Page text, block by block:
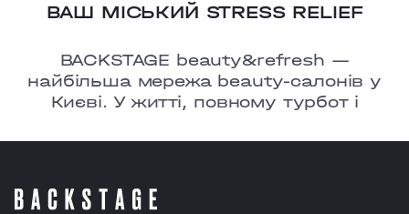
ВАШ МІСЬКИЙ STRESS RELIEF
BACKSTAGE beauty&refresh —
найбільша мережа beauty-салонів у
Києві. У житті, повному турбот і
де є можливість перезавантажитися